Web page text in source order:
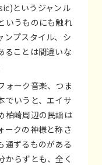
というジャンル
いうものにも触れ
ンプスタイル、シ
ることは間違いな
ォーク音楽、つま
でいうと、エイサ
柏崎周辺の民謡は
ークの神様と称さ
通ずるものがある
からずとも、全く